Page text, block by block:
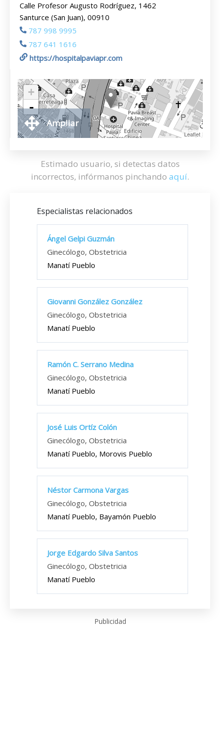
Calle Profesor Augusto Rodríguez, 1462
Santurce (San Juan), 00910
787 998 9995
787 641 1616
https://hospitalpaviapr.com
+
-
Leaflet
Ampliar
Estimado usuario, si detectas datos
incorrectos, infórmanos pinchando aquí.
Especialistas relacionados
Ángel Gelpi Guzmán
Ginecólogo, Obstetricia
Manatí Pueblo
Giovanni González González
Ginecólogo, Obstetricia
Manatí Pueblo
Ramón C. Serrano Medina
Ginecólogo, Obstetricia
Manatí Pueblo
José Luis Ortíz Colón
Ginecólogo, Obstetricia
Manatí Pueblo, Morovis Pueblo
Néstor Carmona Vargas
Ginecólogo, Obstetricia
Manatí Pueblo, Bayamón Pueblo
Jorge Edgardo Silva Santos
Ginecólogo, Obstetricia
Manatí Pueblo
Publicidad